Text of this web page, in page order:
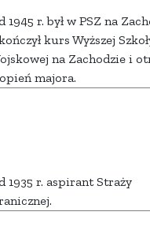
1945 r. był w PSZ na
kurs Wyższej
na Zachodzie i
majora.
1935 r. aspirant Straży